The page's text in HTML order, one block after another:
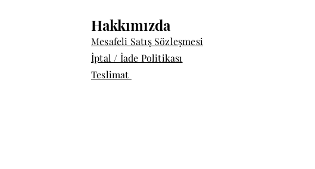
Hakkımızda
Mesafeli Satış Sözleşmesi
İptal / İade Politikası
Teslimat